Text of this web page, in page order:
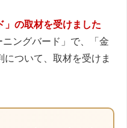
」の取材を受けました
ングバード」で、「金
ついて、取材を受けま